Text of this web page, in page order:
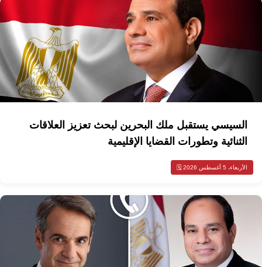
السيسي يستقبل ملك البحرين لبحث تعزيز العلاقات
الثنائية وتطورات القضايا الإقليمية
الأربعاء، 5 أغسطس 2026 🗓️